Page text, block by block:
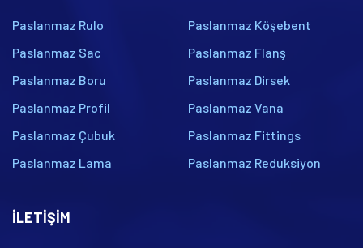
Paslanmaz Rulo
Paslanmaz Sac
Paslanmaz Boru
Paslanmaz Profil
Paslanmaz Çubuk
Paslanmaz Lama
Paslanmaz Köşebent
Paslanmaz Flanş
Paslanmaz Dirsek
Paslanmaz Vana
Paslanmaz Fittings
Paslanmaz Reduksiyon
İLETIŞIM